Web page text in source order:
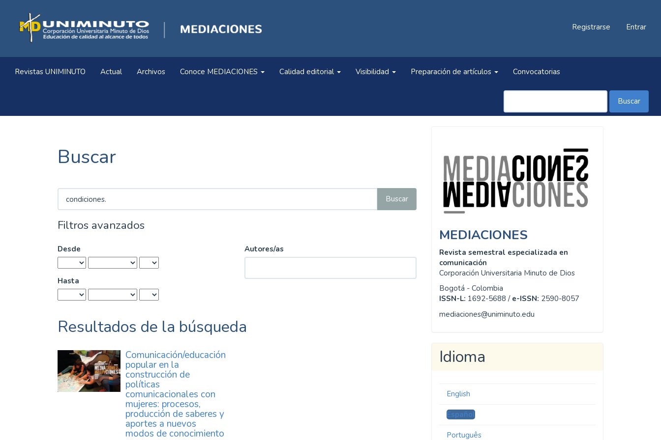
principal
Contenido
principal
Barra
lateral
Registrarse Entrar
Revistas UNIMINUTO Actual Archivos Conoce MEDIACIONES Calidad editorial Visibilidad Preparación de artículos Convocatorias
Buscar
Buscar
Buscar
artículos
por
Filtros avanzados
Desde
Hasta
Autores/as
Resultados de la búsqueda
Comunicación/educación
popular en la
construcción de
políticas
comunicacionales con
mujeres: procesos,
producción de saberes y
aportes a nuevos
modos de conocimiento
MEDIACIONES
Revista semestral especializada en
comunicación
Corporación Universitaria Minuto de Dios
Bogotá - Colombia
ISSN-L: 1692-5688 / e-ISSN: 2590-8057
mediaciones@uniminuto.edu
Idioma
English
Español
Português